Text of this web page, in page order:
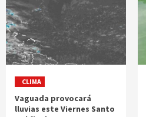
CLIMA
Vaguada provocará
lluvias este Viernes Santo